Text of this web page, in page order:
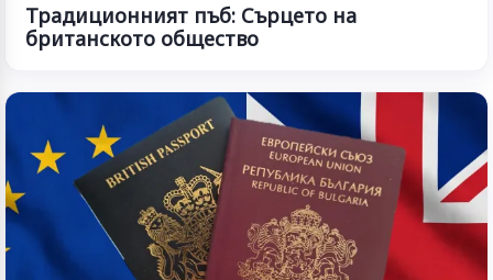
Традиционният пъб: Сърцето на
британското общество